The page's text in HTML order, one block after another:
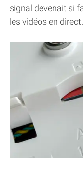
signal devenait si
les vidéos en direct.